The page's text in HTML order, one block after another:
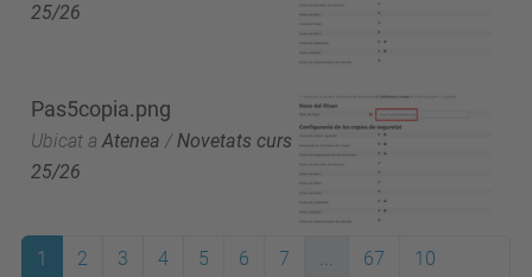
25/26
Pas5copia.png
Ubicat a Atenea /Novetats curs
25/26
1 2 3 4 5 6 7 ... 67
10